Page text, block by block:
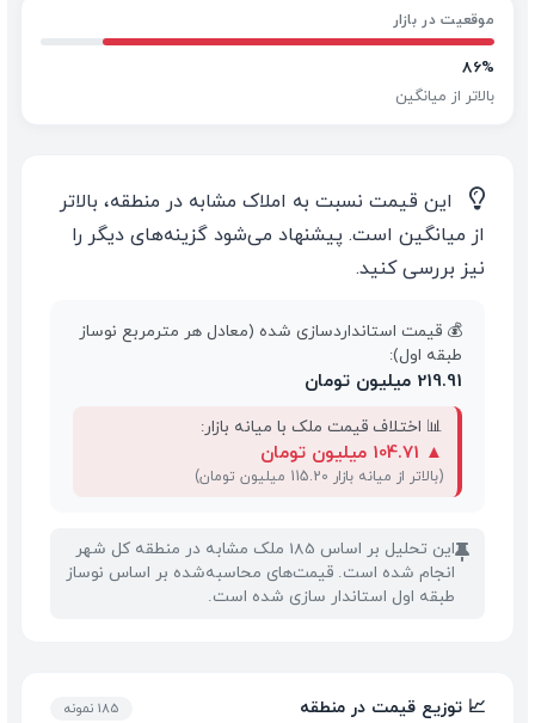
موقعیت در بازار
86%
بالاتر از میانگین
💡
این قیمت نسبت به املاک مشابه در منطقه، بالاتر
از میانگین است. پیشنهاد می‌شود گزینه‌های دیگر را
نیز بررسی کنید.
💰 قیمت استانداردسازی شده (معادل هر مترمربع نوساز
طبقه اول):
219.91 میلیون تومان
📊 اختلاف قیمت ملک با میانه بازار:
▲ 104.71 میلیون تومان
(بالاتر از میانه بازار 115.20 میلیون تومان)
📌
این تحلیل بر اساس 185 ملک مشابه در منطقه کل شهر
انجام شده است. قیمت‌های محاسبه‌شده بر اساس نوساز
طبقه اول استاندار سازی شده است.
📈 توزیع قیمت در منطقه 185 نمونه